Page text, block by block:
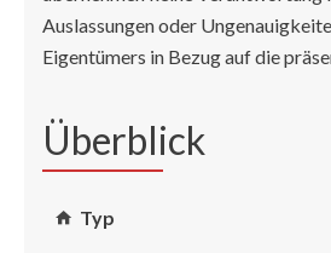
Auslassungen oder
Eigentümers in Bezug auf die
Überblick
Typ